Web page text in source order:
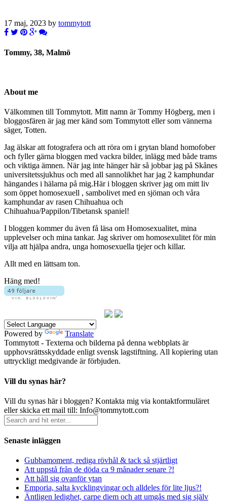
17 maj, 2023 by tommytott
Tommy, 38, Malmö
About me
Välkommen till Tommytott. Mitt namn är Tommy Högberg, men i
bloggosfären är jag mer känd som Tommytott eller som vännerna
säger, Totten.
Jag älskar att fotografera och att röra om i grytan bland homofober
och fyller gärna bloggen med vackra bilder, inlägg med både trams
och viktiga ämnen. När jag inte hänger här så jobbar jag på Skånes
universitetssjukhus och med all sannolikhet har jag 2 kamphundar
hängandes i hälarna på mig.Här i bloggen skriver jag om mitt liv
som öppet homosexuell , sambolivet med en sjöman och våra
kamphundar av rasen Chihuahua och
Chihuahua/Pappilon/Tibetansk spaniel!
I bloggen kommer du även få läsa om Homosexualitet, mina
upplevelser och mina tankar. Jag skriver om homosexulitet för min
vilja att hjälpa andra, unga homosexuella tjejer och killar.
Allt med en lättsam ton.
Häng med!
Powered by
Translate
Tommytott - Texterna och bilderna på denna webbplats är
upphovsrättsskyddade enligt svensk lagstiftning. All kopiering utan
uttryckligt medgivande är förbjuden.
Vill du synas här?
Vill du synas här i bloggen? Kontakta mig via kontaktformuläret
eller skicka ett mail till: Info@tommytott.com
Senaste inläggen
Gubbamoment, rediga rövhål & tack så stjärtligt
Att uppstå från de döda ca 9 månader senare ?!
Att håll sig ovanför ytan
Emporia, salta kycklingvingar och alldeles för lite ljus?!
Äntligen ledighet, carpe diem och att umgås med sig själv